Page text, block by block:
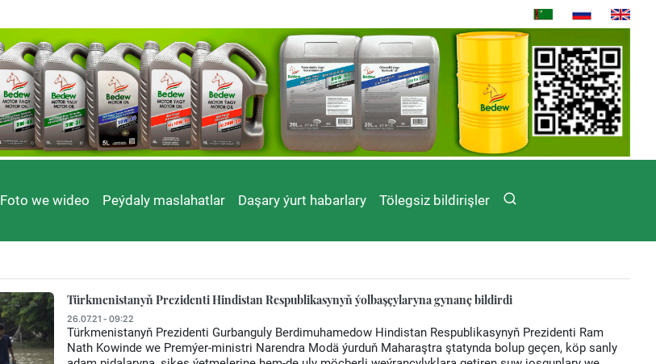
Foto we wideo Peýdaly maslahatlar Daşary ýurt habarlary Tölegsiz bildirişler
Türkmenistanyň Prezidenti Hindistan Respublikasynyň ýolbaşçylaryna gynanç bildirdi
26.07.21 - 09:22
Türkmenistanyň Prezidenti Gurbanguly Berdimuhamedow Hindistan Respublikasynyň Prezidenti Ram
Nath Kowinde we Premýer-ministri Narendra Modä ýurduň Maharaştra ştatynda bolup geçen, köp sanly